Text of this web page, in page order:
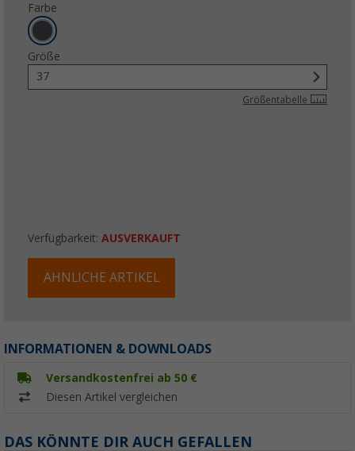
Farbe
Größe
37
Größentabelle
Verfügbarkeit: AUSVERKAUFT
ÄHNLICHE ARTIKEL
INFORMATIONEN & DOWNLOADS
Versandkostenfrei ab 50 €
Diesen Artikel vergleichen
DAS KÖNNTE DIR AUCH GEFALLEN